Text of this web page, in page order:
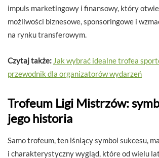
impuls marketingowy i finansowy, który
możliwości biznesowe, sponsoringowe i
na rynku transferowym.
Czytaj także: Jak wybrać idealne trofea
przewodnik dla organizatorów wydarzeń
Trofeum Ligi Mistrzów:
jego historia
Samo trofeum, ten lśniący symbol sukcesu,
i charakterystyczny wygląd, które od wielu